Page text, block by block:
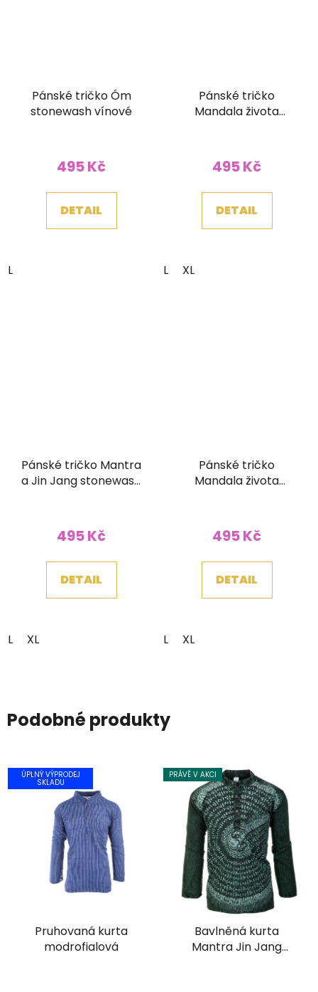
Pánské tričko Óm
stonewash vínové
495 Kč
DETAIL
L
Pánské tričko
Mandala života
495 Kč
DETAIL
L XL
Pánské tričko Mantra
a Jin Jang stonewash
495 Kč
DETAIL
L XL
Pánské tričko
Mandala života
495 Kč
DETAIL
L XL
Podobné produkty
ÚPLNÝ VÝPRODEJ
SKLADU
Pruhovaná kurta
modrofialová
PRÁVĚ V AKCI
Bavlněná kurta
Mantra Jin Jang